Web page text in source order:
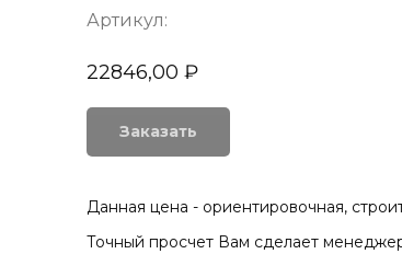
Артикул:
22846,00 ₽
Заказать
Данная цена - ориентировочная,
Точный просчет Вам сделает